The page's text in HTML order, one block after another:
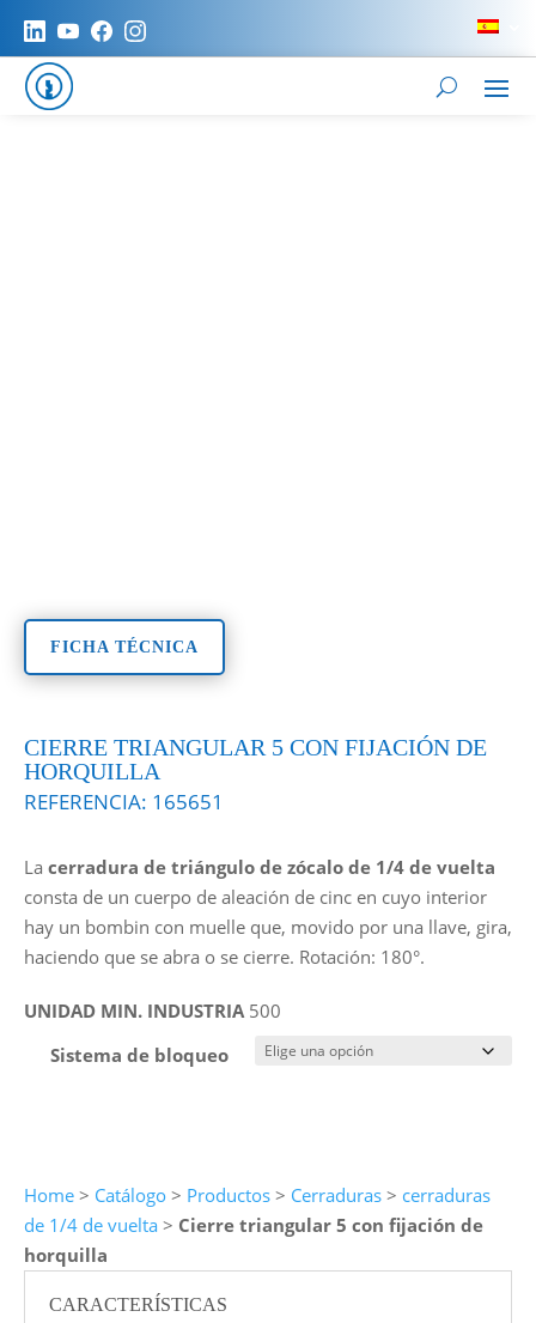
FICHA TÉCNICA
CIERRE TRIANGULAR 5 CON FIJACIÓN DE
HORQUILLA
REFERENCIA: 165651
La cerradura de triángulo de zócalo de 1/4 de vuelta
consta de un cuerpo de aleación de cinc en cuyo interior
hay un bombin con muelle que, movido por una llave, gira,
haciendo que se abra o se cierre. Rotación: 180°.
UNIDAD MIN. INDUSTRIA 500
Sistema de bloqueo
Home> Catálogo> Productos> Cerraduras> cerraduras
de 1/4 de vuelta> Cierre triangular 5 con fijación de
horquilla
CARACTERÍSTICAS